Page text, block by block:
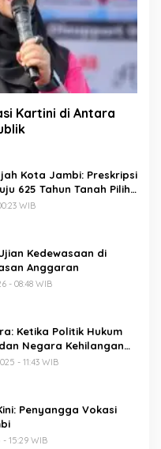
Kartini di Antara
Kota Jambi: Preskripsi
625 Tahun Tanah Pilih
WIB
Kedewasaan di
Anggaran
- 08:48 WIB
Ketika Politik Hukum
Negara Kehilangan
- 11:43 WIB
Penyangga Vokasi
15:29 WIB